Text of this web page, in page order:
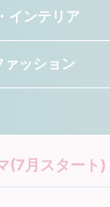
インテリア
ッション
(7月スタート)